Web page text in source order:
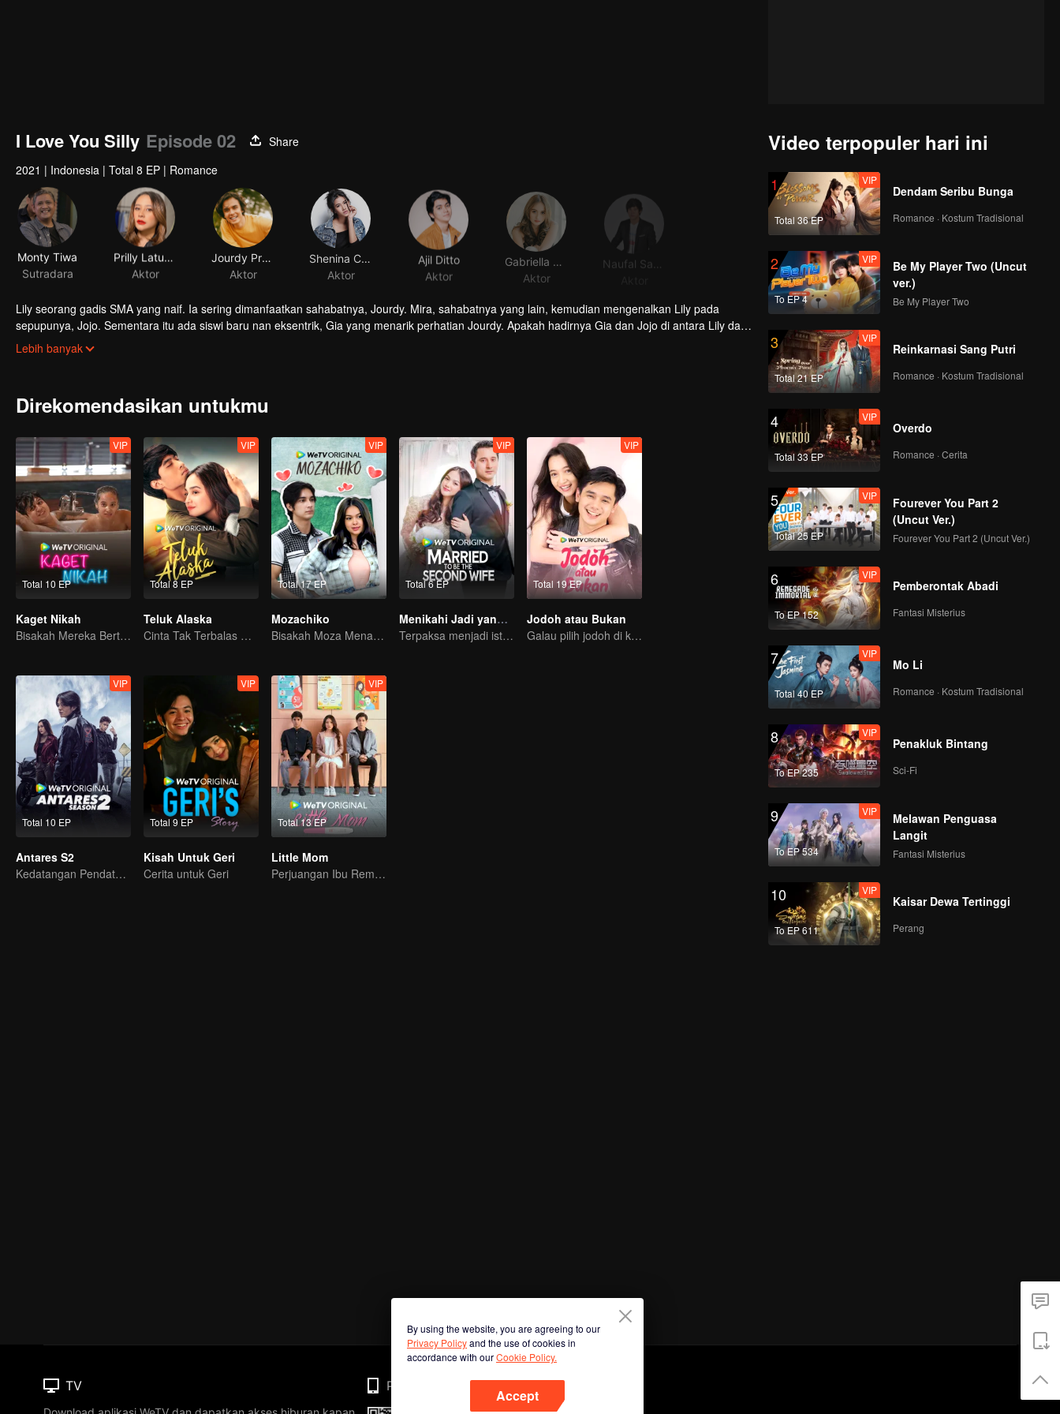
I Love You Silly Episode 02
Share
2021 | Indonesia | Total 8 EP | Romance
Monty Tiwa
Sutradara
Prilly Latuconsina
Aktor
Aktor
Aktor
Ajil Ditto
Aktor
Aktor
Lily seorang gadis SMA yang naif. Ia sering dimanfaatkan sahabatnya, Jourdy. Mira, sahabatnya yang lain, kemudian mengenalkan Lily pada
sepupunya, Jojo. Sementara itu ada siswi baru nan eksentrik, Gia yang menarik perhatian Jourdy. Apakah hadirnya Gia dan Jojo di antara Lily dan
Jourdy menjadi pemantik perasaan mereka yang sebenarnya pada satu sama lain?
Lebih banyak
Direkomendasikan untukmu
Total 10 EP
VIP
Kaget Nikah
Bisakah Mereka Bertahan dari Ultimatum Pernikahan?
Total 8 EP
VIP
Teluk Alaska
Cinta Tak Terbalas Masa Kecil
Total 17 EP
VIP
Mozachiko
Bisakah Moza Menaklukkan Hati Chiko?
Total 6 EP
VIP
Menikahi Jadi yang Kedua
Terpaksa menjadi istri kedua di tengah himpitan ekonomi.
Total 19 EP
VIP
Jodoh atau Bukan
Galau pilih jodoh di kota kecil
Total 10 EP
VIP
Antares S2
Kedatangan Pendatang Pembawa Kekacauan
Total 9 EP
VIP
Kisah Untuk Geri
Cerita untuk Geri
Total 13 EP
VIP
Little Mom
Perjuangan Ibu Remaja: Kisah di Usia 16 Tahun
Video terpopuler hari ini
1
Total 36 EP
VIP
Dendam Seribu Bunga
Romance · Kostum Tradisional
2
To EP 4
VIP
Be My Player Two (Uncut
ver.)
Be My Player Two
3
Total 21 EP
VIP
Reinkarnasi Sang Putri
Romance · Kostum Tradisional
4
Total 33 EP
VIP
Overdo
Romance · Cerita
5
Total 25 EP
VIP
Fourever You Part 2
(Uncut Ver.)
Fourever You Part 2 (Uncut Ver.)
6
To EP 152
VIP
Pemberontak Abadi
Fantasi Misterius
7
Total 40 EP
VIP
Mo Li
Romance · Kostum Tradisional
8
To EP 235
VIP
Penakluk Bintang
Sci-Fi
9
To EP 534
VIP
Melawan Penguasa
Langit
Fantasi Misterius
10
To EP 611
VIP
Kaisar Dewa Tertinggi
Perang
By using the website, you are agreeing to our
Privacy Policyand the use of cookies in
accordance with ourCookie Policy.
Accept
TV Phone